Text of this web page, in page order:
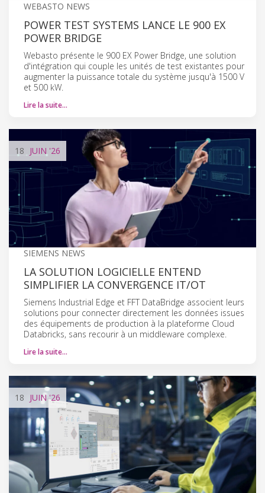
WEBASTO NEWS
POWER TEST SYSTEMS LANCE LE 900 EX
POWER BRIDGE
Webasto présente le 900 EX Power Bridge, une solution
d'intégration qui couple les unités de test existantes pour
augmenter la puissance totale du système jusqu'à 1500 V
et 500 kW.
Lire la suite…
18 JUIN '26
SIEMENS NEWS
LA SOLUTION LOGICIELLE ENTEND
SIMPLIFIER LA CONVERGENCE IT/OT
Siemens Industrial Edge et FFT DataBridge associent leurs
solutions pour connecter directement les données issues
des équipements de production à la plateforme Cloud
Databricks, sans recourir à un middleware complexe.
Lire la suite…
18 JUIN'26